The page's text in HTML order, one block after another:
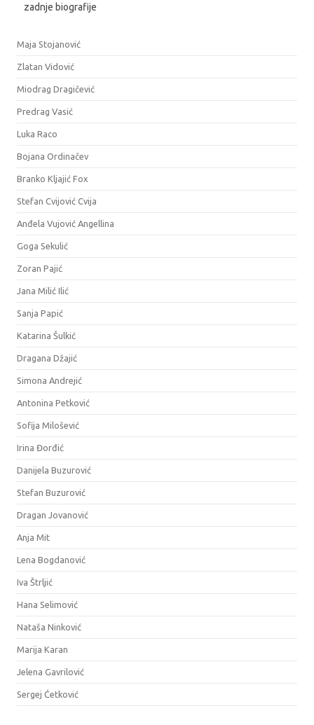
zadnje biografije
Maja Stojanović
Zlatan Vidović
Miodrag Dragičević
Predrag Vasić
Luka Raco
Bojana Ordinačev
Branko Kljajić Fox
Stefan Cvijović Cvija
Anđela Vujović Angellina
Goga Sekulić
Zoran Pajić
Jana Milić Ilić
Sanja Papić
Katarina Šulkić
Dragana Džajić
Simona Andrejić
Antonina Petković
Sofija Milošević
Irina Đorđić
Danijela Buzurović
Stefan Buzurović
Dragan Jovanović
Anja Mit
Lena Bogdanović
Iva Štrljić
Hana Selimović
Nataša Ninković
Marija Karan
Jelena Gavrilović
Sergej Ćetković